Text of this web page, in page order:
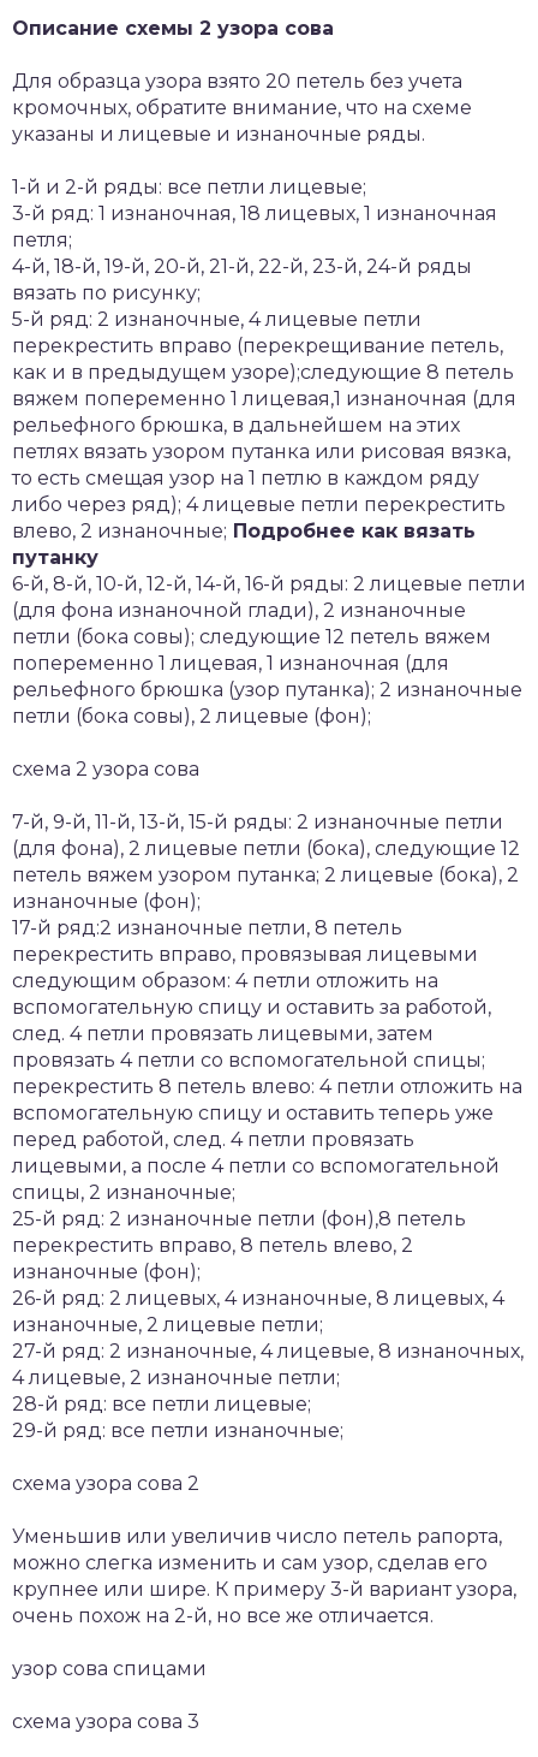
Описание схемы 2 узора сова
Для образца узора взято 20 петель без учета
кромочных, обратите внимание, что на схеме
указаны и лицевые и изнаночные ряды.
1-й и 2-й ряды: все петли лицевые;
3-й ряд: 1 изнаночная, 18 лицевых, 1 изнаночная
петля;
4-й, 18-й, 19-й, 20-й, 21-й, 22-й, 23-й, 24-й ряды
вязать по рисунку;
5-й ряд: 2 изнаночные, 4 лицевые петли
перекрестить вправо (перекрещивание петель,
как и в предыдущем узоре);следующие 8 петель
вяжем попеременно 1 лицевая,1 изнаночная (для
рельефного брюшка, в дальнейшем на этих
петлях вязать узором путанка или рисовая вязка,
то есть смещая узор на 1 петлю в каждом ряду
либо через ряд); 4 лицевые петли перекрестить
влево, 2 изнаночные; Подробнее как вязать
путанку
6-й, 8-й, 10-й, 12-й, 14-й, 16-й ряды: 2 лицевые петли
(для фона изнаночной глади), 2 изнаночные
петли (бока совы); следующие 12 петель вяжем
попеременно 1 лицевая, 1 изнаночная (для
рельефного брюшка (узор путанка); 2 изнаночные
петли (бока совы), 2 лицевые (фон);
схема 2 узора сова
7-й, 9-й, 11-й, 13-й, 15-й ряды: 2 изнаночные петли
(для фона), 2 лицевые петли (бока), следующие 12
петель вяжем узором путанка; 2 лицевые (бока), 2
изнаночные (фон);
17-й ряд:2 изнаночные петли, 8 петель
перекрестить вправо, провязывая лицевыми
следующим образом: 4 петли отложить на
вспомогательную спицу и оставить за работой,
след. 4 петли провязать лицевыми, затем
провязать 4 петли со вспомогательной спицы;
перекрестить 8 петель влево: 4 петли отложить на
вспомогательную спицу и оставить теперь уже
перед работой, след. 4 петли провязать
лицевыми, а после 4 петли со вспомогательной
спицы, 2 изнаночные;
25-й ряд: 2 изнаночные петли (фон),8 петель
перекрестить вправо, 8 петель влево, 2
изнаночные (фон);
26-й ряд: 2 лицевых, 4 изнаночные, 8 лицевых, 4
изнаночные, 2 лицевые петли;
27-й ряд: 2 изнаночные, 4 лицевые, 8 изнаночных,
4 лицевые, 2 изнаночные петли;
28-й ряд: все петли лицевые;
29-й ряд: все петли изнаночные;
схема узора сова 2
Уменьшив или увеличив число петель рапорта,
можно слегка изменить и сам узор, сделав его
крупнее или шире. К примеру 3-й вариант узора,
очень похож на 2-й, но все же отличается.
узор сова спицами
схема узора сова 3